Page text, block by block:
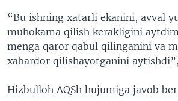
“Bu ishning xatarli ekanini, avval
muhokama qilish kerakligini
menga qaror qabul qilinganini va
xabardor qilishayotganini
Hizbulloh AQSh hujumiga javob